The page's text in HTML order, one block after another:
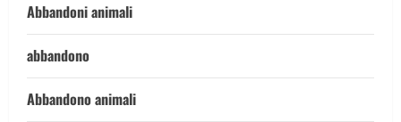
Abbandoni animali
abbandono
Abbandono animali